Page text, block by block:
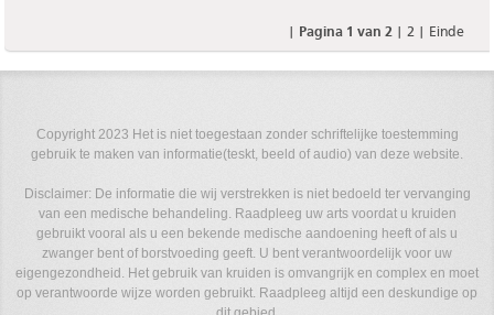
Pagina 1 van 2 2| Einde
Copyright 2023 Het is niet toegestaan zonder schriftelijke toestemming
gebruik te maken van informatie(teskt, beeld of audio) van deze website.
Disclaimer: De informatie die wij verstrekken is niet bedoeld ter vervanging
van een medische behandeling. Raadpleeg uw arts voordat u kruiden
gebruikt vooral als u een bekende medische aandoening heeft of als u
zwanger bent of borstvoeding geeft. U bent verantwoordelijk voor uw
eigengezondheid. Het gebruik van kruiden is omvangrijk en complex en moet
op verantwoorde wijze worden gebruikt. Raadpleeg altijd een deskundige op